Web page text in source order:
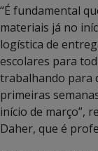
“É fundamental
materiais já no
logística de
escolares para
trabalhando para
primeiras
início de março”,
Daher, que é